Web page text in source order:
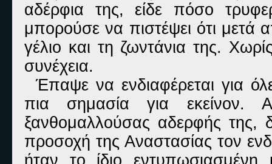
αδέρφια της, είδε πόσο
μπορούσε να πιστέψει ότι μετά
γέλιο και τη ζωντάνια της.
συνέχεια.
Έπαψε να ενδιαφέρεται για
πια σημασία για εκείνον.
ξανθομαλλούσας αδερφής της,
προσοχή της Αναστασίας τον
ήταν το ίδιο